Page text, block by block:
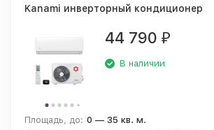
Kanami инверторный кондиционер
44 790 ₽
В наличии
Площадь, до: 0 — 35 кв. м.